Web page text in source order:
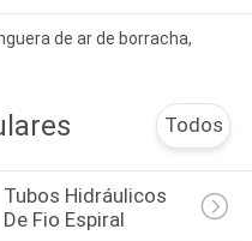
de ar de borracha,
Todos
Tubos Hidráulicos
De Fio Espiral